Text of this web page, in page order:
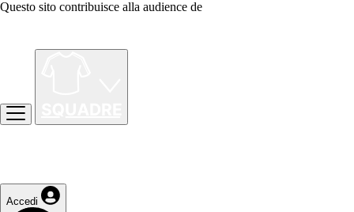
Questo sito contribuisce alla audience de
Accedi